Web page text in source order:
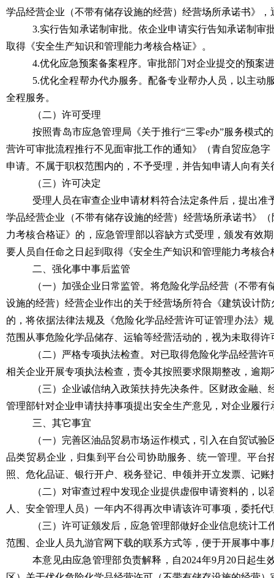
学品经营企业（不带有储存设施的经营）经营场所承诺书》
3.实行告知承诺制 审批。依企业申请实行告知承诺制审
取得《安全生产知识和管理能力考核合格证》。
4.优化应急预案备案程序。 审批部门对企业提交的预案
5.优化全程帮办代办服务。配备专业帮办人员，以主
全程服务。
（二）许可受理
按照青岛市应急管理局《关于推行“三零e办”服务模式
营许可审批流程推行不见面审批工作的通知》（青自贸应急
申请。不属于职权范围内的，不予受理，并告知申请人向有关
（三）许可决定
受理人员在审查企业申请材料符合法定条件后，提出
学品经营企业（不带有储存设施的经营）经营场所承诺书》
力考核合格证》的，应急管理部以容缺方式受理，颁发有效
要人员自任命之日起到取得《安全生产知识和管理能力考核
二、强化事中事后监管
（一）加强企业日常监管。 将危险化学品经营（不带有
设施的经营）经营企业作出的关于经营场所符合《建筑设计
的，将依据法律法规及《危险化学品经营许可证管理办法》
范围从事危险化学品储存、运输等经营活动的，视为未取得
（二）严格专项执法检查。 对已取得危险化学品经营许
相关企业开展专项执法检查，责令其按照要求限期整改，逾
（三）企业诚信纳入政策扶持先决条件。
区财政金融、
管理部针对企业申请扶持事项提出安全生产意见，对企业履
三、其它事宜
（一）完善区油品贸易市场运作模式，引入在自贸试
品类贸易企业，归集到平台公司协助服务、统一管理。平
照、危化品证、银行开户、税务登记、申领并开立发票、记
（二）对审查过程中发现企业提供虚假申请资料的，
人、安全管理人员）一年内不得再次申请该许可事项，委托
（三）许可证颁发后，应急管理部做好企业信息统计
范围、企业人员九游官网下载的联系方式等，便于开展事中事
本意见由应急管理部负责解释，自2024年9月20日起